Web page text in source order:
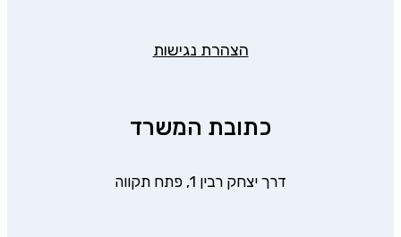
הצהרת נגישות
כתובת המשרד
דרך יצחק רבין 1, פתח תקווה